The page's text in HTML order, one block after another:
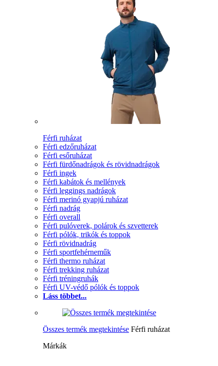
Férfi ruházat
Férfi edzőruházat
Férfi esőruházat
Férfi fürdőnadrágok és rövidnadrágok
Férfi ingek
Férfi kabátok és mellények
Férfi leggings nadrágok
Férfi merinó gyapjú ruházat
Férfi nadrág
Férfi overall
Férfi pulóverek, polárok és szvetterek
Férfi pólók, trikók és toppok
Férfi rövidnadrág
Férfi sportfehérneműk
Férfi thermo ruházat
Férfi trekking ruházat
Férfi tréningruhák
Férfi UV-védő pólók és toppok
Láss többet...
Összes termék megtekintése Férfi ruházat
Márkák